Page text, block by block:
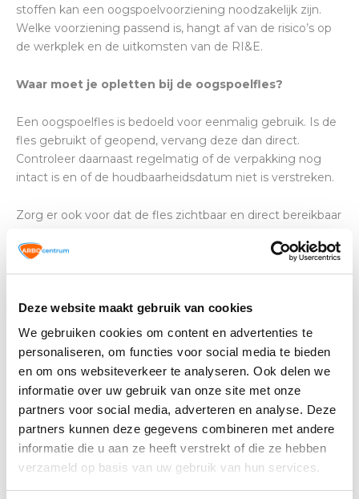
Deze website maakt gebruik van cookies
We gebruiken cookies om content en advertenties te
personaliseren, om functies voor social media te bieden
en om ons websiteverkeer te analyseren. Ook delen we
informatie over uw gebruik van onze site met onze
partners voor social media, adverteren en analyse. Deze
partners kunnen deze gegevens combineren met andere
informatie die u aan ze heeft verstrekt of die ze hebben
verzameld op basis van uw gebruik van hun services.
stoffen kan een oogspoelvoorziening noodzakelijk zijn.
Welke voorziening passend is, hangt af van de risico’s op
de werkplek en de uitkomsten van de RI&E.
Waar moet je opletten bij de oogspoelfles?
Een oogspoelfles is bedoeld voor eenmalig gebruik. Is de
fles gebruikt of geopend, vervang deze dan direct.
Controleer daarnaast regelmatig of de verpakking nog
intact is en of de houdbaarheidsdatum niet is verstreken.
Zorg er ook voor dat de fles zichtbaar en direct bereikbaar
oogspoelfles liever niet los in een lade, kast of voertuigvak
waar je eerst moet zoeken. Juist in een noodsituatie moet
Vaste oogdouche stations of
installaties
Vaste oogdouches of oogspoelinstallaties maken
langduriger spoelen mogelijk. Omdat ze op een vaste
plek zijn aangesloten, bevinden ze zich vaak centraler in
een gebouw of werkruimte dan losse oogspoelflessen.
Juist daarom kan een combinatie van oplossingen
verstandig zijn: een oogspoelfles dicht bij de werkplek
voor directe eerste hulp, en daarnaast een vaste